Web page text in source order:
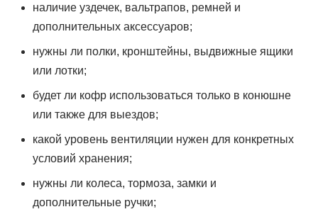
наличие уздечек, вальтрапов, ремней и
дополнительных аксессуаров;
нужны ли полки, кронштейны, выдвижные ящики
или лотки;
будет ли кофр использоваться только в конюшне
или также для выездов;
какой уровень вентиляции нужен для конкретных
условий хранения;
нужны ли колеса, тормоза, замки и
дополнительные ручки;